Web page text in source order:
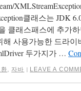
클래스는 JDK
클래스패스에 추가
해 사용가능한 드라이
두가지가 …
, 자바 | LEAVE A